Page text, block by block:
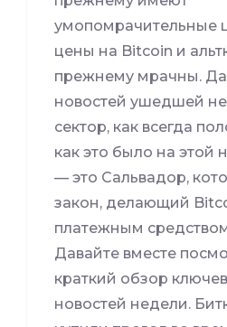
умопомрачительные
цены на Bitcoin и
прежнему мрачны.
новостей ушедшей
сектор, как всегда
как это было на этой
— это Сальвадор,
закон, делающий
платежным
Давайте вместе
краткий обзор
новостей недели.